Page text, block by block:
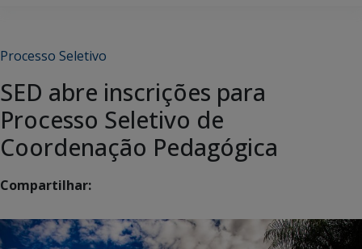
Processo Seletivo
SED abre inscrições para
Processo Seletivo de
Coordenação Pedagógica
Compartilhar: